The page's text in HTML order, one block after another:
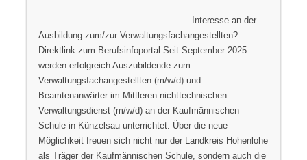
Interesse an der
Ausbildung zum/zur Verwaltungsfachangestellten? –
Direktlink zum Berufsinfoportal Seit September 2025
werden erfolgreich Auszubildende zum
Verwaltungsfachangestellten (m/w/d) und
Beamtenanwärter im Mittleren nichttechnischen
Verwaltungsdienst (m/w/d) an der Kaufmännischen
Schule in Künzelsau unterrichtet. Über die neue
Möglichkeit freuen sich nicht nur der Landkreis Hohenlohe
als Träger der Kaufmännischen Schule, sondern auch die